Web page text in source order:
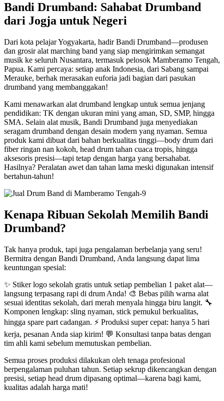
Bandi Drumband: Sahabat Drumband
dari Jogja untuk Negeri
Dari kota pelajar Yogyakarta, hadir Bandi Drumband—produsen
dan grosir alat marching band yang siap mengirimkan semangat
musik ke seluruh Nusantara, termasuk pelosok Mamberamo Tengah,
Papua. Kami percaya: setiap anak Indonesia, dari Sabang sampai
Merauke, berhak merasakan euforia jadi bagian dari pasukan
drumband yang membanggakan!
Kami menawarkan alat drumband lengkap untuk semua jenjang
pendidikan: TK dengan ukuran mini yang aman, SD, SMP, hingga
SMA. Selain alat musik, Bandi Drumband juga menyediakan
seragam drumband dengan desain modern yang nyaman. Semua
produk kami dibuat dari bahan berkualitas tinggi—body drum dari
fiber ringan nan kokoh, head drum tahan cuaca tropis, hingga
aksesoris presisi—tapi tetap dengan harga yang bersahabat.
Hasilnya? Peralatan awet dan tahan lama meski digunakan intensif
bertahun-tahun!
Kenapa Ribuan Sekolah Memilih Bandi
Drumband?
Tak hanya produk, tapi juga pengalaman berbelanja yang seru!
Bermitra dengan Bandi Drumband, Anda langsung dapat lima
keuntungan spesial:
✨ Stiker logo sekolah gratis untuk setiap pembelian 1 paket alat—
langsung terpasang rapi di drum Anda! 🎨 Bebas pilih warna alat
sesuai identitas sekolah, dari merah menyala hingga biru langit. 🔧
Komponen lengkap: sling nyaman, stick pemukul berkualitas,
hingga spare part cadangan. ⚡ Produksi super cepat: hanya 5 hari
kerja, pesanan Anda siap kirim! 💬 Konsultasi tanpa batas dengan
tim ahli kami sebelum memutuskan pembelian.
Semua proses produksi dilakukan oleh tenaga profesional
berpengalaman puluhan tahun. Setiap sekrup dikencangkan dengan
presisi, setiap head drum dipasang optimal—karena bagi kami,
kualitas adalah harga mati!